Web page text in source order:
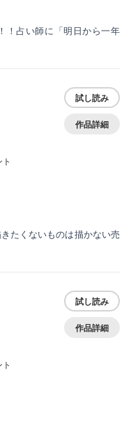
！占い師に「明日から一年
試し読み
作品詳細
たくないものは描かない売
試し読み
作品詳細